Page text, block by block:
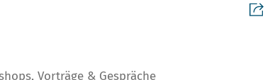
, Vorträge & Gespräche